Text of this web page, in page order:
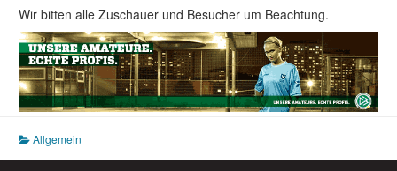
Wir bitten alle Zuschauer und Besucher um Beachtung.
Allgemein